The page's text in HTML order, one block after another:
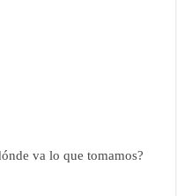
va lo que tomamos?